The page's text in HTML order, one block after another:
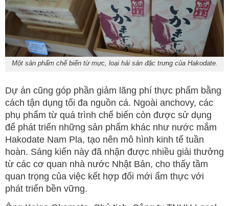
Một sản phẩm chế biến từ mực, loại hải sản đặc trưng của Hakodate.
Dự án cũng góp phần giảm lãng phí thực phẩm bằng
cách tận dụng tối đa nguồn cá. Ngoài anchovy, các
phụ phẩm từ quá trình chế biến còn được sử dụng
để phát triển những sản phẩm khác như nước mắm
Hakodate Nam Pla, tạo nên mô hình kinh tế tuần
hoàn. Sáng kiến này đã nhận được nhiều giải thưởng
từ các cơ quan nhà nước Nhật Bản, cho thấy tầm
quan trọng của việc kết hợp đổi mới ẩm thực với
phát triển bền vững.